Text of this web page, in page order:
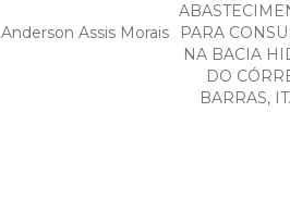
Anderson Assis Morais
PARA
NA BACIA
DO
BARRAS,